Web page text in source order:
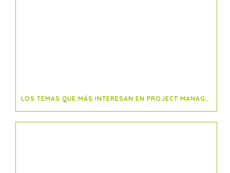
LOS TEMAS QUE MÁS INTERESAN EN PROJECT MANAGEMENT